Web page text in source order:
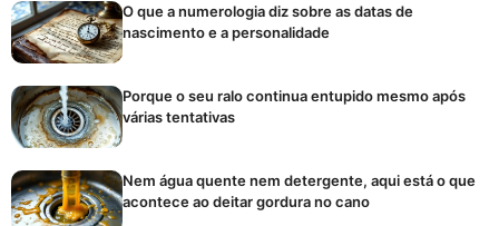
O que a numerologia diz sobre as datas de
nascimento e a personalidade
Porque o seu ralo continua entupido mesmo após
várias tentativas
Nem água quente nem detergente, aqui está o que
acontece ao deitar gordura no cano